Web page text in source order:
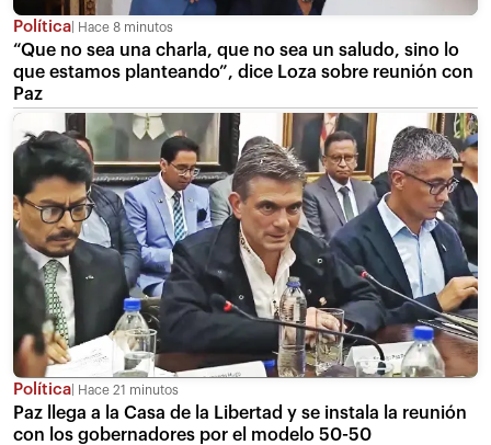
Política Hace 8 minutos
“Que no sea una charla, que no sea un saludo, sino lo
que estamos planteando”, dice Loza sobre reunión con
Paz
Política Hace 21 minutos
Paz llega a la Casa de la Libertad y se instala la reunión
con los gobernadores por el modelo 50-50